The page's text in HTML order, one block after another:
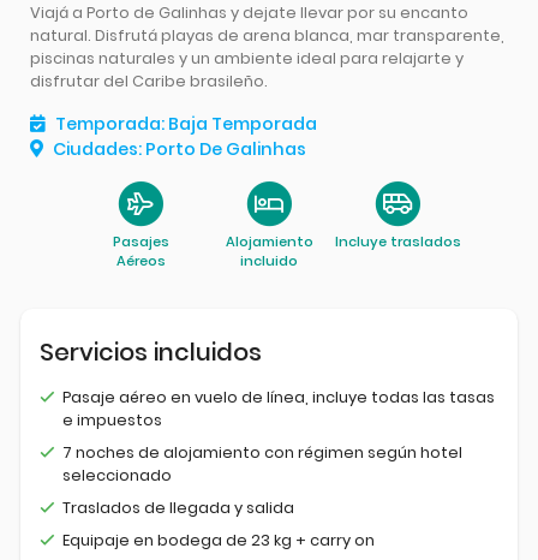
Viajá a Porto de Galinhas y dejate llevar por su encanto
natural. Disfrutá playas de arena blanca, mar transparente,
piscinas naturales y un ambiente ideal para relajarte y
disfrutar del Caribe brasileño.
Temporada: Baja Temporada
Ciudades: Porto De Galinhas
Pasajes
Aéreos
Alojamiento
incluido
Incluye traslados
Servicios incluidos
Pasaje aéreo en vuelo de línea, incluye todas las tasas
e impuestos
7 noches de alojamiento con régimen según hotel
seleccionado
Traslados de llegada y salida
Equipaje en bodega de 23 kg + carry on